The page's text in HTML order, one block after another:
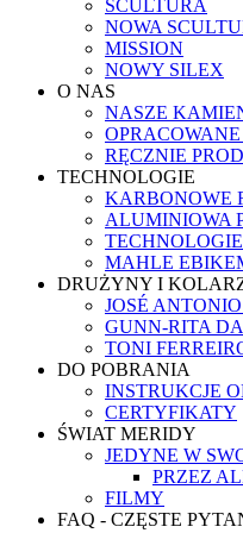
SCULTURA
NOWA
MISSION
NOWY SILEX
O NAS
NASZE
RĘCZNIE
TECHNOLOGIE
KARBONOWE
ALUMINIOWA
MAHLE
DRUŻYNY I
JOSÉ
GUNN-RITA
TONI
DO POBRANIA
INSTRUKCJE
CERTYFIKATY
ŚWIAT MERIDY
JEDYNE W
PRZEZ
FILMY
FAQ - CZĘSTE